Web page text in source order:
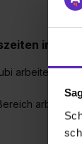
in der
arbeitest Du
arbeitest